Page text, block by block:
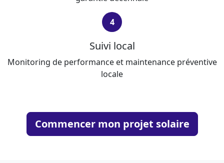
4
Suivi local
Monitoring de performance et maintenance préventive
locale
Commencer mon projet solaire